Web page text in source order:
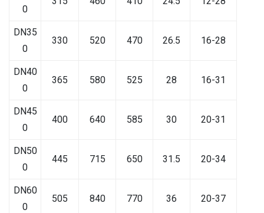
0
DN35
0
330 520 470 26.5 16-28
DN40
0
365 580 525 28 16-31
DN45
0
400 640 585 30 20-31
DN50
0
445 715 650 31.5 20-34
DN60
0
505 840 770 36 20-37